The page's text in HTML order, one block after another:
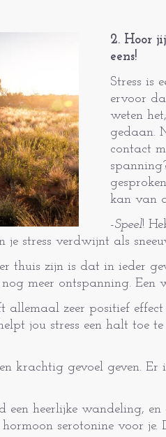
2. Hoor
eens!
Stress is
ervoor
weten
gedaan.
contact
kan van
-Speel!
je stress verdwijnt als
thuis zijn is dat in ieder
meer ontspanning. Een
allemaal zeer positief
jou stress een halt toe
krachtig gevoel geven. Er
een heerlijke wandeling,
serotonine voor je.